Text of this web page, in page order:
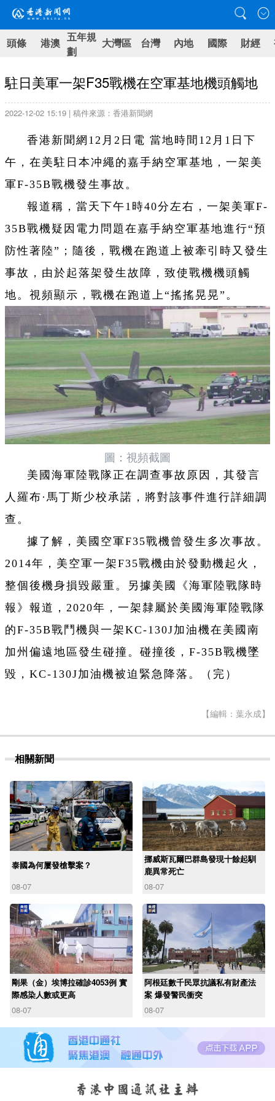
頭條 港澳 五年規
劃
大灣區 台灣 內地 國際 財經
駐日美軍一架F35戰機在空軍基地機頭觸地
2022-12-02 15:19 | 稿件來源：香港新聞網
香港新聞網12月2日電 當地時間12月1日下
午，在美駐日本冲繩的嘉手納空軍基地，一架美
軍F-35B戰機發生事故。
報道稱，當天下午1時40分左右，一架美軍F-
35B戰機疑因電力問題在嘉手納空軍基地進行“預
防性著陸”；隨後，戰機在跑道上被牽引時又發生
事故，由於起落架發生故障，致使戰機機頭觸
地。視頻顯示，戰機在跑道上“搖搖晃晃”。
圖：視頻截圖
美國海軍陸戰隊正在調查事故原因，其發言
人羅布·馬丁斯少校承諾，將對該事件進行詳細調
查。
據了解，美國空軍F35戰機曾發生多次事故。
2014年，美空軍一架F35戰機由於發動機起火，
整個後機身損毀嚴重。另據美國《海軍陸戰隊時
報》報道，2020年，一架隸屬於美國海軍陸戰隊
的F-35B戰鬥機與一架KC-130J加油機在美國南
加州偏遠地區發生碰撞。碰撞後，F-35B戰機墜
毀，KC-130J加油機被迫緊急降落。（完）
【編輯：葉永成】
相關新聞
泰國為何屢發槍擊案？
08-07
挪威斯瓦爾巴群島發現十餘起馴
鹿異常死亡
08-07
剛果（金）埃博拉確診4053例 實
際感染人數或更高
08-07
阿根廷數千民眾抗議私有財產法
案 爆發警民衝突
08-07